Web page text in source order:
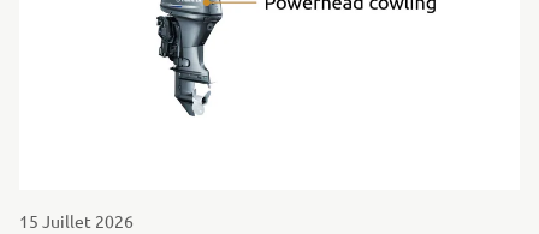
15 Juillet 2026